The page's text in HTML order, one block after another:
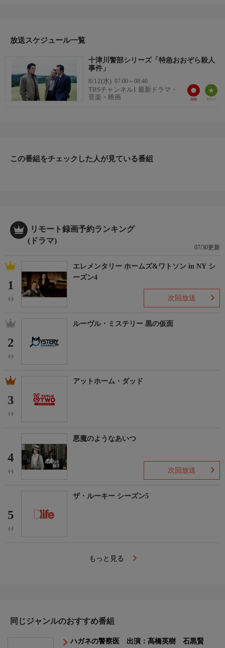
かけられた亀井刑事の無実を晴らすため、十津川が捜査に乗り出
が出演。渡瀬恒彦と神田正輝の実力派二人が組んだ演技は見も
の。
原作・脚本
【原作】西村京太郎【脚本】水谷龍二
脇田時三
放送スケジュール一覧
十津川警部シリーズ「特急おおぞら殺人
事件」
8/12(水) 07:00～08:40
TBSチャンネル1 最新ドラマ・
音楽・映画
この番組をチェックした人が見ている番組
リモート録画予約ランキング
(ドラマ)
07/30更新
1
(-)
エレメンタリー ホームズ&ワトソン in NY シ
ーズン4
次回放送
2
(-)
ルーヴル・ミステリー 黒の仮面
3
(-)
アットホーム・ダッド
4
(-)
悪魔のようなあいつ
次回放送
5
(-)
ザ・ルーキー シーズン5
もっと見る
同じジャンルのおすすめ番組
ハガネの警察医 出演：高橋英樹 石黒賢